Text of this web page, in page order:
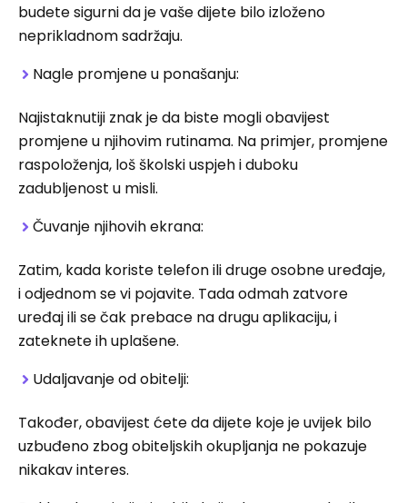
budete sigurni da je vaše dijete bilo izloženo
neprikladnom sadržaju.
Nagle promjene u ponašanju:
Najistaknutiji znak je da biste mogli obavijest
promjene u njihovim rutinama. Na primjer, promjene
raspoloženja, loš školski uspjeh i duboku
zadubljenost u misli.
Čuvanje njihovih ekrana:
Zatim, kada koriste telefon ili druge osobne uređaje,
i odjednom se vi pojavite. Tada odmah zatvore
uređaj ili se čak prebace na drugu aplikaciju, i
zateknete ih uplašene.
Udaljavanje od obitelji:
Također, obavijest ćete da dijete koje je uvijek bilo
uzbuđeno zbog obiteljskih okupljanja ne pokazuje
nikakav interes.